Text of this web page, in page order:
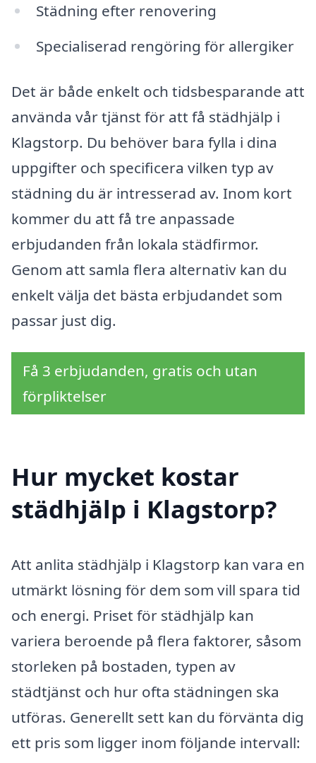
Städning efter renovering
Specialiserad rengöring för allergiker
Det är både enkelt och tidsbesparande att
använda vår tjänst för att få städhjälp i
Klagstorp. Du behöver bara fylla i dina
uppgifter och specificera vilken typ av
städning du är intresserad av. Inom kort
kommer du att få tre anpassade
erbjudanden från lokala städfirmor.
Genom att samla flera alternativ kan du
enkelt välja det bästa erbjudandet som
passar just dig.
Få 3 erbjudanden, gratis och utan
förpliktelser
Hur mycket kostar
städhjälp i Klagstorp?
Att anlita städhjälp i Klagstorp kan vara en
utmärkt lösning för dem som vill spara tid
och energi. Priset för städhjälp kan
variera beroende på flera faktorer, såsom
storleken på bostaden, typen av
städtjänst och hur ofta städningen ska
utföras. Generellt sett kan du förvänta dig
ett pris som ligger inom följande intervall: